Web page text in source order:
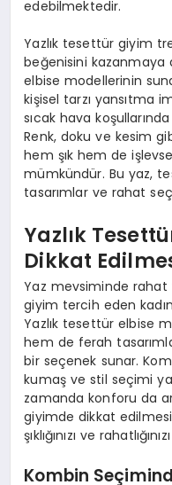
edebilmektedir.
Yazlık tesettür giyim
beğenisini
elbise modellerinin
kişisel tarzı yansıtma
sıcak hava
Renk, doku ve kesim
hem şık hem de
mümkündür. Bu yaz,
tasarımlar ve rahat
Yazlık
Dikkat
Yaz mevsiminde rahat
giyim tercih eden
Yazlık tesettür elbise
hem de ferah
bir seçenek sunar.
kumaş ve stil seçimi
zamanda konforu da
giyimde dikkat
şıklığınızı ve
Kombin